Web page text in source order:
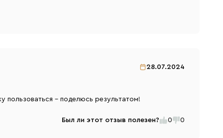
28.07.2024
пользоваться - поделюсь результатом!
Был ли этот отзыв полезен? 0 0